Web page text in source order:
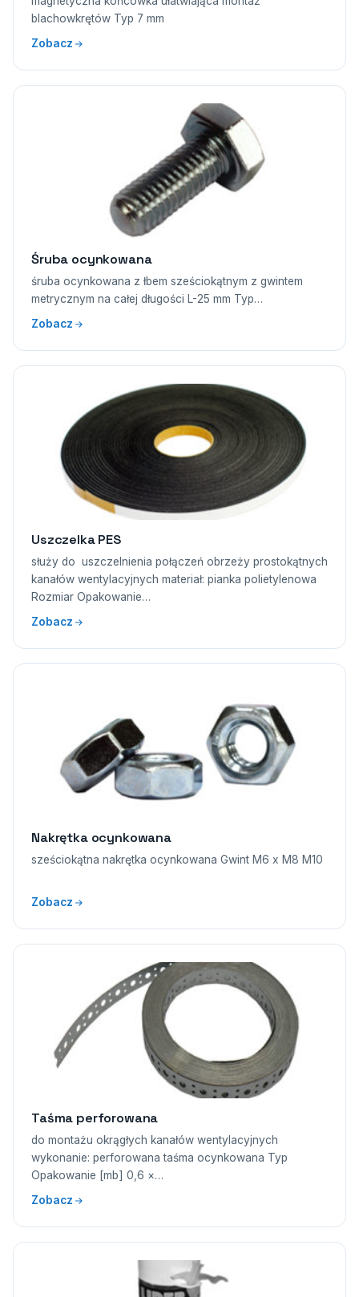
blachowkrętów Typ 7 mm
Zobacz
Śruba ocynkowana
śruba ocynkowana z łbem sześciokątnym z gwintem
metrycznym na całej długości L-25 mm Typ…
Zobacz
Uszczelka PES
służy do uszczelnienia połączeń obrzeży prostokątnych
kanałów wentylacyjnych materiał: pianka polietylenowa
Rozmiar Opakowanie…
Zobacz
Nakrętka ocynkowana
sześciokątna nakrętka ocynkowana Gwint M6 x M8 M10
Zobacz
Taśma perforowana
do montażu okrągłych kanałów wentylacyjnych
wykonanie: perforowana taśma ocynkowana Typ
Opakowanie [mb] 0,6 ×…
Zobacz